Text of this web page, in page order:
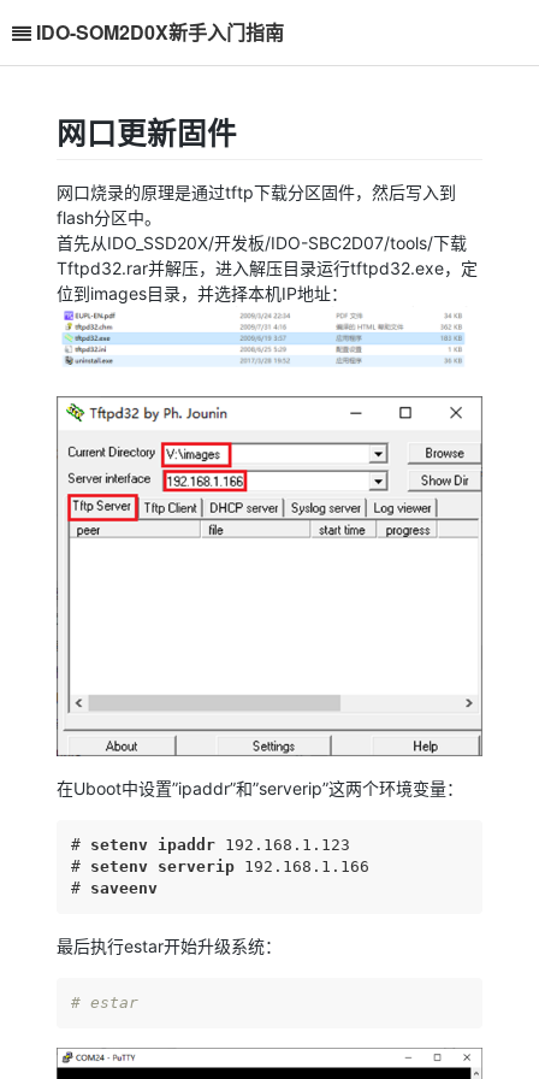
IDO-SOM2D0X新手入门指南
网口更新固件
网口烧录的原理是通过tftp下载分区固件，然后写入到
flash分区中。
首先从IDO_SSD20X/开发板/IDO-SBC2D07/tools/下载
Tftpd32.rar并解压，进入解压目录运行tftpd32.exe，定
位到images目录，并选择本机IP地址：
在Uboot中设置”ipaddr”和”serverip”这两个环境变量：
# setenv ipaddr 192 .168 .1 .123
# setenv serverip 192 .168 .1 .166
# saveenv
最后执行estar开始升级系统：
# estar